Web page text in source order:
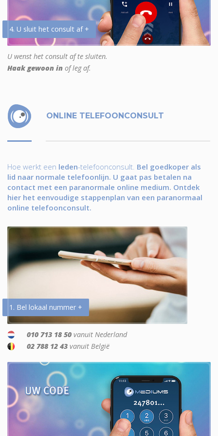
4. U sluit het consult af +
U wenst het consult af te sluiten.
Haak gewoon in of leg af.
ONLINE TELEFOONCONSULT
Hoe werkt een leden-telefoonconsult. Bel goedkoper als
lid naar normale telefoonlijn. U gaat pas betalen na
contact met een paranormale online medium. Ontdek
hier het eenvoudige stappenplan van een paranormaal
online telefoonconsult.
1. Bel lokaal nummer +
010 713 18 50 vanuit Nederland
02 788 12 43 vanuit België